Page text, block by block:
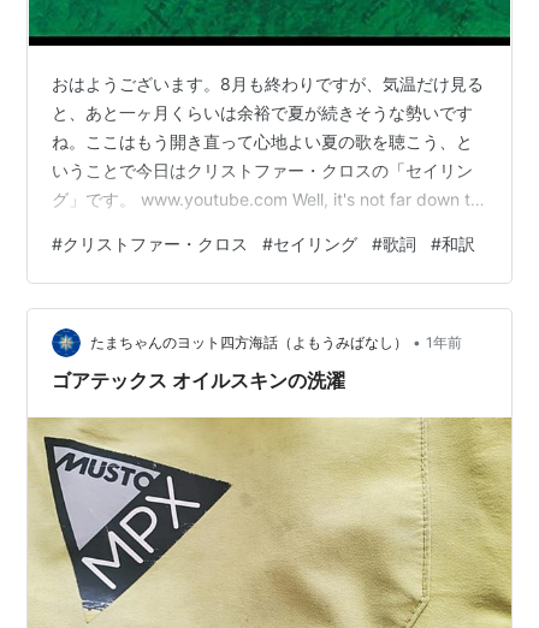
おはようございます。8月も終わりですが、気温だけ見る
と、あと一ヶ月くらいは余裕で夏が続きそうな勢いです
ね。ここはもう開き直って心地よい夏の歌を聴こう、と
いうことで今日はクリストファー・クロスの「セイリン
グ」です。 www.youtube.com Well, it's not far down to
you can sail awayAnd find tranquilityOh, the canvas
can do miraclesJust you wait and seeBeli…
#クリストファー・クロス #セイリング #歌詞 #和訳
たまちゃんのヨット四方海話（よもうみばなし） • 1年前
ゴアテックス オイルスキンの洗濯